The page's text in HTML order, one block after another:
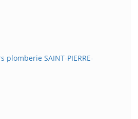
plomberie SAINT-PIERRE-